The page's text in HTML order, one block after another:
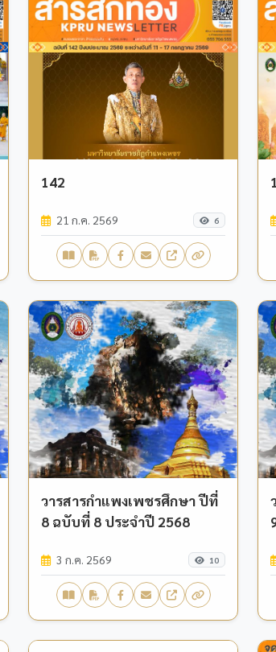
142
21 ก.ค. 2569 6
วารสารกำแพงเพชรศึกษา ปีที่
8 ฉบับที่ 8 ประจำปี 2568
3 ก.ค. 2569 10